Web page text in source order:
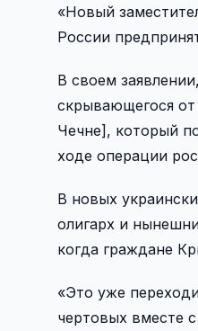
«Новый
России
В своем
скрывающегося
Чечне], который
ходе операции
В новых
олигарх и
когда граждане
«Это уже
чертовых вместе